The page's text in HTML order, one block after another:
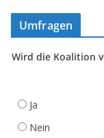
Umfragen
Wird die Koalition
Ja
Nein